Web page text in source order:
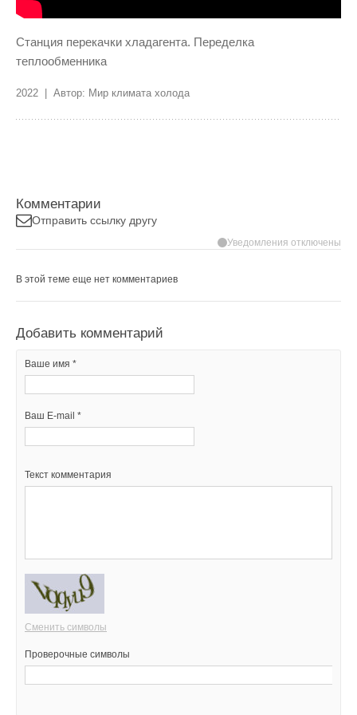
Станция перекачки хладагента. Переделка
теплообменника
2022 | Автор: Мир климата холода
Комментарии
Отправить ссылку другу
Уведомления отключены
В этой теме еще нет комментариев
Добавить комментарий
Ваше имя *
Ваш E-mail *
Текст комментария
Сменить символы
Проверочные символы